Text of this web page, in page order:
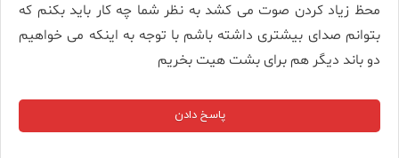
محظ زیاد کردن صوت می کشد به نظر شما چه کار باید بکنم که
بتوانم صدای بیشتری داشته باشم با توجه به اینکه می خواهیم
دو باند دیگر هم برای بشت هیت بخریم
پاسخ دادن